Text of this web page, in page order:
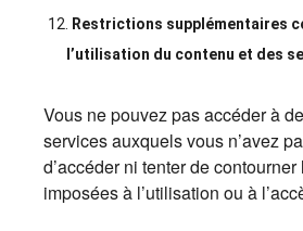
Restrictions supplémentaires
l’utilisation du contenu et des
Vous ne pouvez pas accéder à
services auxquels vous n’avez
d’accéder ni tenter de
imposées à l’utilisation ou à